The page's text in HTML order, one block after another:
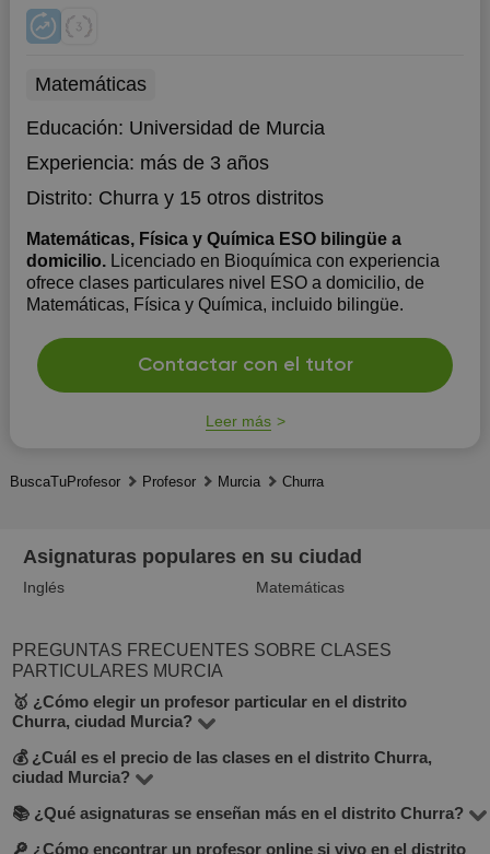
Matemáticas
Educación: Universidad de Murcia
Experiencia: más de 3 años
Distrito: Churray 15 otros distritos
Matemáticas, Física y Química ESO bilingüe a
domicilio. Licenciado en Bioquímica con experiencia
ofrece clases particulares nivel ESO a domicilio, de
Matemáticas, Física y Química, incluido bilingüe.
Contactar con el tutor
Leer más
BuscaTuProfesor Profesor Murcia Churra
Asignaturas populares en su ciudad
Inglés Matemáticas
PREGUNTAS FRECUENTES SOBRE CLASES
PARTICULARES MURCIA
🥇 ¿Cómo elegir un profesor particular en el distrito
Churra, ciudad Murcia?
En BuscaTuProfesor puedes encontrar 18 profesores en
el distrito Churra, que enseñan más de 18 materias. Mira
la tarifa por hora, experiencia, opiniones, formación y si
ofrece clase de prueba gratuita (lo verás debajo del
💰 ¿Cuál es el precio de las clases en el distrito Churra,
ciudad Murcia?
El precio varía entre 10 y 30 €/hora, según la materia, la
experiencia del profesor y el formato (en línea o
📚 ¿Qué asignaturas se enseñan más en el distrito Churra?
Entre las materias más populares: matemáticas, inglés,
🔎 ¿Cómo encontrar un profesor online si vivo en el distrito